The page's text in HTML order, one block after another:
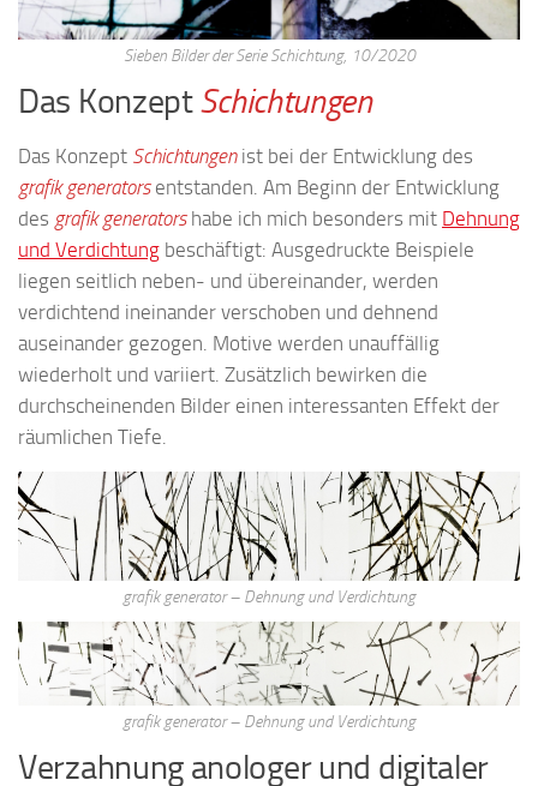
Sieben Bilder der Serie Schichtung, 10/2020
Das KonzeptSchichtungen
Das Konzept Schichtungen ist bei der Entwicklung des
grafik generatorsentstanden. Am Beginn der Entwicklung
des grafik generatorshabe ich mich besonders mit Dehnung
und Verdichtung beschäftigt: Ausgedruckte Beispiele
liegen seitlich neben- und übereinander, werden
verdichtend ineinander verschoben und dehnend
auseinander gezogen. Motive werden unauffällig
wiederholt und variiert. Zusätzlich bewirken die
durchscheinenden Bilder einen interessanten Effekt der
räumlichen Tiefe.
grafik generator – Dehnung und Verdichtung
grafik generator – Dehnung und Verdichtung
Verzahnung anologer und digitaler